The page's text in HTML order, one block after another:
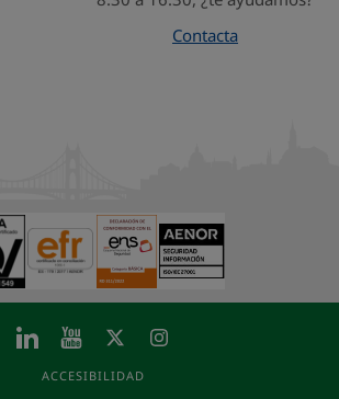
Contacta
ACCESIBILIDAD